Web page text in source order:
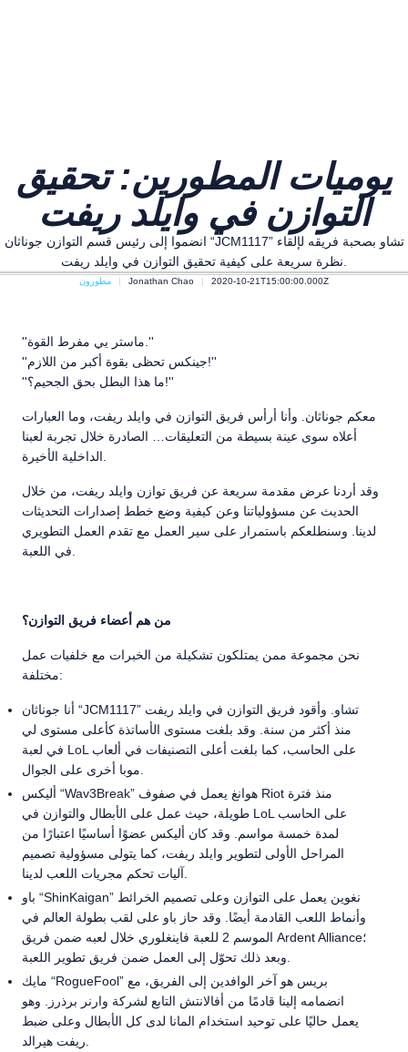
يوميات المطورين: تحقيق
التوازن في وايلد ريفت
انضموا إلى رئيس قسم التوازن جوناثان “JCM1117” تشاو بصحبة فريقه لإلقاء
مطورون Jonathan Chao 2020-10-21T15:00:00.000Z
''ماستر يي مفرط القوة.''
''جينكس تحظى بقوة أكبر من اللازم!''
''ما هذا البطل بحق الجحيم؟!''
معكم جوناثان. وأنا أرأس فريق التوازن في وايلد ريفت، وما العبارات
أعلاه سوى عينة بسيطة من التعليقات… الصادرة خلال تجربة لعبنا
وقد أردنا عرض مقدمة سريعة عن فريق توازن وايلد ريفت، من خلال
الحديث عن مسؤولياتنا وعن كيفية وضع خطط إصدارات التحديثات
لدينا. وسنطلعكم باستمرار على سير العمل مع تقدم العمل التطويري
من هم أعضاء فريق التوازن؟
نحن مجموعة ممن يمتلكون تشكيلة من الخبرات مع خلفيات عمل
مختلفة:
أنا جوناثان “JCM1117” تشاو. وأقود فريق التوازن في وايلد ريفت
منذ أكثر من سنة. وقد بلغت مستوى الأساتذة كأعلى مستوى لي
في لعبة LoL على الحاسب، كما بلغت أعلى التصنيفات في ألعاب
أليكس “Wav3Break” هوانغ يعمل في صفوف Riot منذ فترة
طويلة، حيث عمل على الأبطال والتوازن في LoL على الحاسب
لمدة خمسة مواسم. وقد كان أليكس عضوًا أساسيًا اعتبارًا من
المراحل الأولى لتطوير وايلد ريفت، كما يتولى مسؤولية تصميم
باو “ShinKaigan” نغوين يعمل على التوازن وعلى تصميم الخرائط
وأنماط اللعب القادمة أيضًا. وقد حاز باو على لقب بطولة العالم في
الموسم 2 للعبة فاينغلوري خلال لعبه ضمن فريق Ardent Alliance؛
مايك “RogueFool” بريس هو آخر الوافدين إلى الفريق، مع
انضمامه إلينا قادمًا من أفالانتش التابع لشركة وارنر برذرز. وهو
يعمل حاليًا على توحيد استخدام المانا لدى كل الأبطال وعلى ضبط